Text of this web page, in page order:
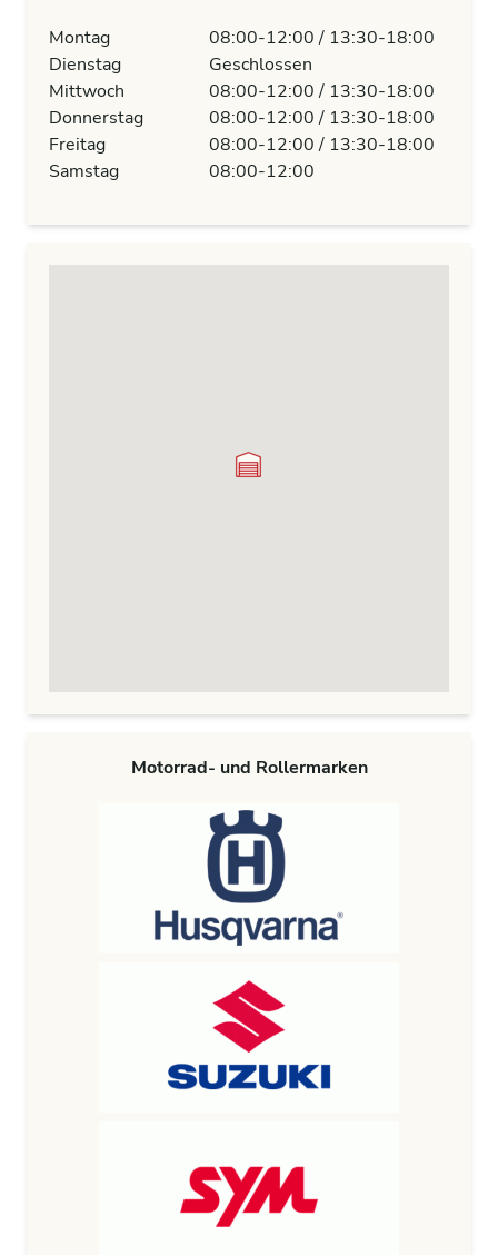
Montag
08:00-12:00 / 13:30-18:00
Dienstag
Geschlossen
Mittwoch
08:00-12:00 / 13:30-18:00
Donnerstag
08:00-12:00 / 13:30-18:00
Freitag
08:00-12:00 / 13:30-18:00
Samstag
08:00-12:00
Motorrad- und Rollermarken